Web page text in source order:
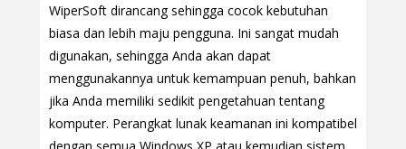
WiperSoft dirancang sehingga cocok kebutuhan
biasa dan lebih maju pengguna. Ini sangat mudah
digunakan, sehingga Anda akan dapat
menggunakannya untuk kemampuan penuh, bahkan
jika Anda memiliki sedikit pengetahuan tentang
komputer. Perangkat lunak keamanan ini kompatibel
dengan semua Windows XP atau kemudian sistem